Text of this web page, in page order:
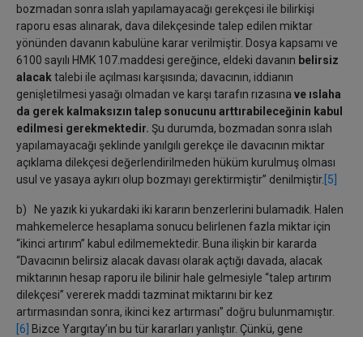
bozmadan sonra ıslah yapılamayacağı gerekçesi ile bilirkişi
raporu esas alınarak, dava dilekçesinde talep edilen miktar
yönünden davanın kabulüne karar verilmiştir. Dosya kapsamı ve
6100 sayılı HMK 107.maddesi gereğince, eldeki davanın belirsiz
alacaktalebi ile açılması karşısında; davacının, iddianın
genişletilmesi yasağı olmadan ve karşı tarafın rızasına ve ıslaha
da gerek kalmaksızın talep sonucunu arttırabileceğinin kabul
edilmesi gerekmektedir. Şu durumda, bozmadan sonra ıslah
yapılamayacağı şeklinde yanılgılı gerekçe ile davacının miktar
açıklama dilekçesi değerlendirilmeden hüküm kurulmuş olması
usul ve yasaya aykırı olup bozmayı gerektirmiştir” denilmiştir. [5]
b) Ne yazık ki yukardaki iki kararın benzerlerini bulamadık. Halen
mahkemelerce hesaplama sonucu belirlenen fazla miktar için
“ikinci artırım” kabul edilmemektedir. Buna ilişkin bir kararda
“Davacının belirsiz alacak davası olarak açtığı davada, alacak
miktarının hesap raporu ile bilinir hale gelmesiyle “talep artırım
dilekçesi” vererek maddi tazminat miktarını bir kez
artırmasından sonra, ikinci kez artırması” doğru bulunmamıştır.
[6]
Bizce Yargıtay’ın bu tür kararları yanlıştır. Çünkü, gene